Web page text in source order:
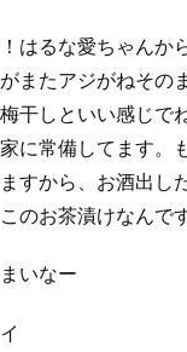
はるな愛ちゃんか
またアジがねそ
干しといい感じで
に常備してます。
すから、お酒出し
のお茶漬けなんで
いなー